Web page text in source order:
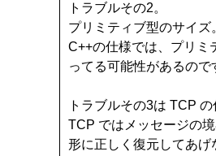
トラブルその2。
プリミティブ型のサイズ
C++の仕様では、プリミ
ってる可能性があるの
トラブルその3は TCP
TCP ではメッセージの
形に正しく復元してあげ